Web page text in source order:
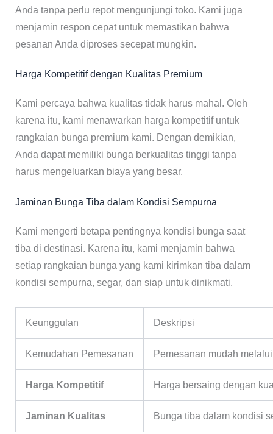
Anda tanpa perlu repot mengunjungi toko. Kami juga
menjamin respon cepat untuk memastikan bahwa
pesanan Anda diproses secepat mungkin.
Harga Kompetitif dengan Kualitas Premium
Kami percaya bahwa kualitas tidak harus mahal. Oleh
karena itu, kami menawarkan harga kompetitif untuk
rangkaian bunga premium kami. Dengan demikian,
Anda dapat memiliki bunga berkualitas tinggi tanpa
harus mengeluarkan biaya yang besar.
Jaminan Bunga Tiba dalam Kondisi Sempurna
Kami mengerti betapa pentingnya kondisi bunga saat
tiba di destinasi. Karena itu, kami menjamin bahwa
setiap rangkaian bunga yang kami kirimkan tiba dalam
kondisi sempurna, segar, dan siap untuk dinikmati.
Keunggulan Deskripsi
Kemudahan Pemesanan Pemesanan mudah
Harga Kompetitif Harga bersaing dengan
Jaminan Kualitas Bunga tiba dalam kondisi